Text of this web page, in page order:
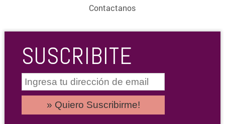
Contactanos
SUSCRIBITE